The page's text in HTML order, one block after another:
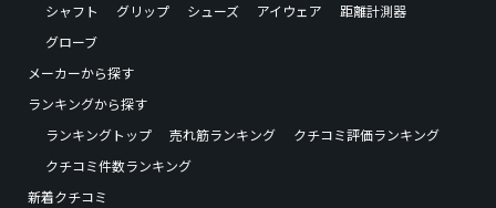
シャフト
グリップ シューズ アイウェア
距離計測器
グローブ
メーカーから探す
ランキングから探す
ランキングトップ
売れ筋ランキング
クチコミ評価ランキング
クチコミ件数ランキング
新着クチコミ